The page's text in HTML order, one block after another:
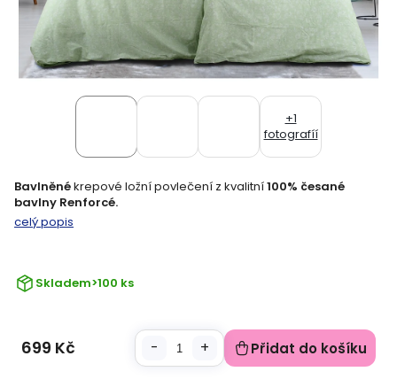
+1
fotografíí
Skladem>100 ks
Bavlněnékrepové ložní povlečení z kvalitní100% česané
bavlny Renforcé.
celý popis
699 Kč Přidat do košíku